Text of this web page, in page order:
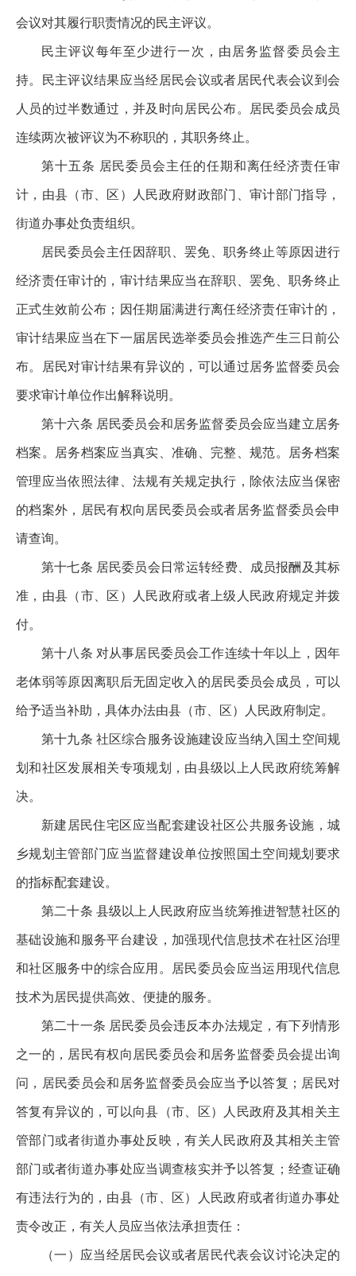
会议对其履行职责情况的民主评议。
民主评议每年至少进行一次，由居务监督委员会主
持。民主评议结果应当经居民会议或者居民代表会议到会
人员的过半数通过，并及时向居民公布。居民委员会成员
连续两次被评议为不称职的，其职务终止。
第十五条 居民委员会主任的任期和离任经济责任审
计，由县（市、区）人民政府财政部门、审计部门指导，
街道办事处负责组织。
居民委员会主任因辞职、罢免、职务终止等原因进行
经济责任审计的，审计结果应当在辞职、罢免、职务终止
正式生效前公布；因任期届满进行离任经济责任审计的，
审计结果应当在下一届居民选举委员会推选产生三日前公
布。居民对审计结果有异议的，可以通过居务监督委员会
要求审计单位作出解释说明。
第十六条 居民委员会和居务监督委员会应当建立居务
档案。居务档案应当真实、准确、完整、规范。居务档案
管理应当依照法律、法规有关规定执行，除依法应当保密
的档案外，居民有权向居民委员会或者居务监督委员会申
请查询。
第十七条 居民委员会日常运转经费、成员报酬及其标
准，由县（市、区）人民政府或者上级人民政府规定并拨
付。
第十八条 对从事居民委员会工作连续十年以上，因年
老体弱等原因离职后无固定收入的居民委员会成员，可以
给予适当补助，具体办法由县（市、区）人民政府制定。
第十九条 社区综合服务设施建设应当纳入国土空间规
划和社区发展相关专项规划，由县级以上人民政府统筹解
决。
新建居民住宅区应当配套建设社区公共服务设施，城
乡规划主管部门应当监督建设单位按照国土空间规划要求
的指标配套建设。
第二十条 县级以上人民政府应当统筹推进智慧社区的
基础设施和服务平台建设，加强现代信息技术在社区治理
和社区服务中的综合应用。居民委员会应当运用现代信息
技术为居民提供高效、便捷的服务。
第二十一条 居民委员会违反本办法规定，有下列情形
之一的，居民有权向居民委员会和居务监督委员会提出询
问，居民委员会和居务监督委员会应当予以答复；居民对
答复有异议的，可以向县（市、区）人民政府及其相关主
管部门或者街道办事处反映，有关人民政府及其相关主管
部门或者街道办事处应当调查核实并予以答复；经查证确
有违法行为的，由县（市、区）人民政府或者街道办事处
责令改正，有关人员应当依法承担责任：
（一）应当经居民会议或者居民代表会议讨论决定的